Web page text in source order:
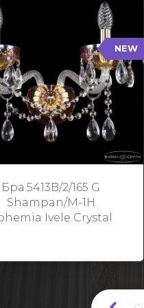
NEW
Бра 5413B/2/165 G
Shampan/M-1H
Ivele Crystal
2/165 G Shampan/M-1H
Тип: Хрустальные
арматуры: Золото/
Кол-во ламп: 2
Ширина: 35 см